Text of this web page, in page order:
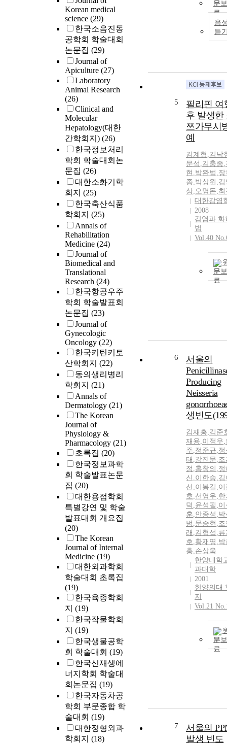
Korean medical
science (29)
한국소음진동
공학회 학술대회
논문집 (29)
Journal of
Apiculture (27)
Laboratory
Animal Research
(26)
Clinical and
Molecular
Hepatology(대한
간학회지) (26)
한국정보처리
학회 학술대회논
문집 (26)
대한소화기학
회지 (25)
한국축산식품
학회지 (25)
Annals of
Rehabilitation
Medicine (24)
Journal of
Biomedical and
Translational
Research (24)
한국항공우주
학회 학술발표회
논문집 (23)
Journal of
Gynecologic
Oncology (22)
한국키틴키토
산학회지 (22)
동의생리병리
학회지 (21)
Annals of
Dermatology (21)
The Korean
Journal of
Physiology &
Pharmacology (21)
초록집 (20)
한국정보과학
회 학술발표논문
집 (20)
대한용접학회
특별강연 및 학술
발표대회 개요집
(20)
The Korean
Journal of Internal
Medicine (19)
대한외과학회
학술대회 초록집
(19)
한국육종학회
지 (19)
한국작물학회
지 (19)
한국생물공학
회 학술대회 (19)
한국신재생에
너지학회 학술대
회논문집 (19)
한국자동차공
학회 부문종합 학
술대회 (19)
대한정형외과
학회지 (18)
문
음
듣
5
필리핀 여
후 발생한
쯔가무시
예
김계형 ,김낙
문석 ,김충종,
현 ,박완범 ,장
종,박상원 ,김
상,오명돈,
대한감염
2008
감염과 화
법
Vol.40
문
6
서울의
Producing
Neisseria
생빈도
김재홍,김준
재용,이정우,
주,정준규,정
태 ,강진문,조
정 ,홍창의 ,정
신 ,이한승,김
선 ,이봉길 ,이
호,선영우,한
덕 ,윤성필 ,이
훈,안종성 ,박
범 ,문승현 ,조
래 ,김형섭 ,류
호,황재영 ,박
홍,손상욱
한양대학
과대학
2001
한양의대
지
Vol.21
문
7
서울의
발생 빈도